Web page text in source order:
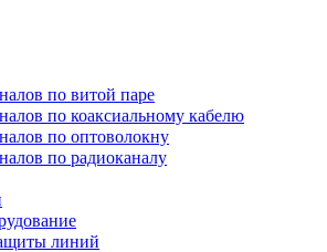
по витой паре
по коаксиальному кабелю
по оптоволокну
по радиоканалу
линий